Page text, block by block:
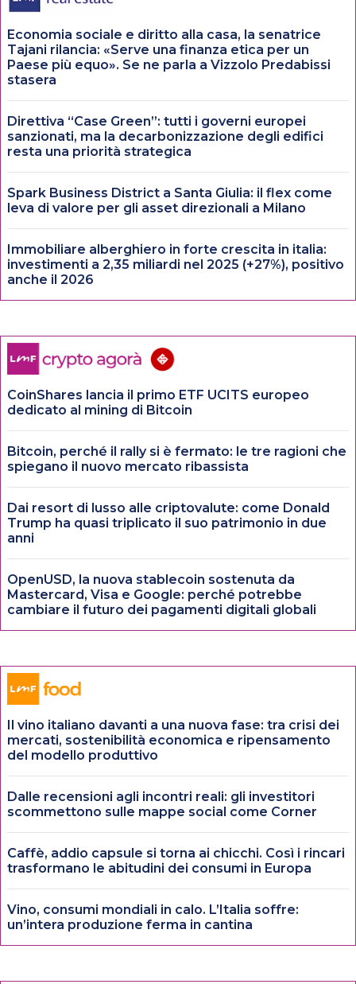
Economia sociale e diritto alla casa, la senatrice
Tajani rilancia: «Serve una finanza etica per un
Paese più equo». Se ne parla a Vizzolo Predabissi
stasera
Direttiva “Case Green”: tutti i governi europei
sanzionati, ma la decarbonizzazione degli edifici
resta una priorità strategica
Spark Business District a Santa Giulia: il flex come
leva di valore per gli asset direzionali a Milano
Immobiliare alberghiero in forte crescita in italia:
investimenti a 2,35 miliardi nel 2025 (+27%), positivo
anche il 2026
CoinShares lancia il primo ETF UCITS europeo
dedicato al mining di Bitcoin
Bitcoin, perché il rally si è fermato: le tre ragioni che
spiegano il nuovo mercato ribassista
Dai resort di lusso alle criptovalute: come Donald
Trump ha quasi triplicato il suo patrimonio in due
anni
OpenUSD, la nuova stablecoin sostenuta da
Mastercard, Visa e Google: perché potrebbe
cambiare il futuro dei pagamenti digitali globali
Il vino italiano davanti a una nuova fase: tra crisi dei
mercati, sostenibilità economica e ripensamento
del modello produttivo
Dalle recensioni agli incontri reali: gli investitori
scommettono sulle mappe social come Corner
Caffè, addio capsule si torna ai chicchi. Così i rincari
trasformano le abitudini dei consumi in Europa
Vino, consumi mondiali in calo. L’Italia soffre:
un’intera produzione ferma in cantina